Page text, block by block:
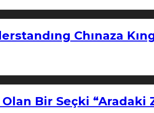
Chınaza
Bir Seçki “Aradaki